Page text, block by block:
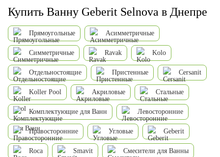
Купить Ванну Geberit Selnova в Днепре
Прямоугольные Асимметричные
Симметричные Ravak Kolo
Отдельностоящие Пристенные Cersanit
Koller Pool Акриловые Стальные
Комплектующие для Ванн Левосторонние
Правосторонние Угловые Geberit
Roca Smavit Смесители для Ванны